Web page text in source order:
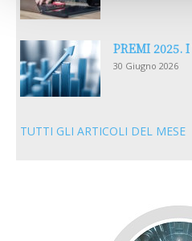
PREMI 2025.
30 Giugno 2026
TUTTI GLI ARTICOLI DEL MESE